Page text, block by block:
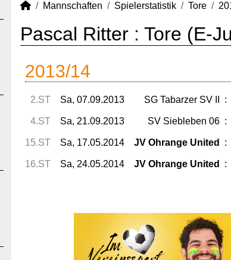
Mannschaften Spielerstatistik Tore
Pascal Ritter : Tore (E-
2013/14
2.ST Sa, 07.09.2013 SG Tabarzer SV II :
4.ST Sa, 21.09.2013 SV Siebleben 06 :
15.ST Sa, 17.05.2014 JV Ohrange United :
16.ST Sa, 24.05.2014 JV Ohrange United :